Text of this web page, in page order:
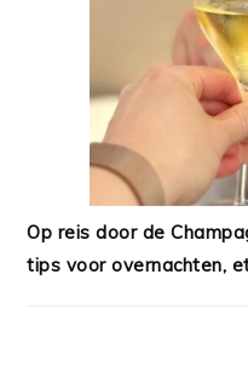
Op reis door de
tips voor overnachten,